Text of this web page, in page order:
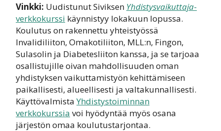
Vinkki: Uudistunut Siviksen Yhdistysvaikuttaja-
verkkokurssi käynnistyy lokakuun lopussa.
Koulutus on rakennettu yhteistyössä
Invalidiliiton, Omakotiliiton, MLL:n, Fingon,
Sulasolin ja Diabetesliiton kanssa, ja se tarjoaa
osallistujille oivan mahdollisuuden oman
yhdistyksen vaikuttamistyön kehittämiseen
paikallisesti, alueellisesti ja valtakunnallisesti.
KäyttövalmistaYhdistystoiminnan
verkkokurssia voi hyödyntää myös osana
järjestön omaa koulutustarjontaa.